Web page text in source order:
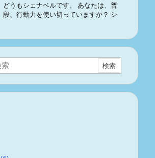
どうもシェナベルです。 あなたは、普
段、行動力を使い切っていますか？ シ